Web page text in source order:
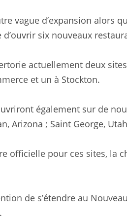
vague d’expansion alors
six nouveaux
actuellement deux
et un à Stockton.
également sur de
Arizona ; Saint George,
officielle pour ces sites, la
de s’étendre au